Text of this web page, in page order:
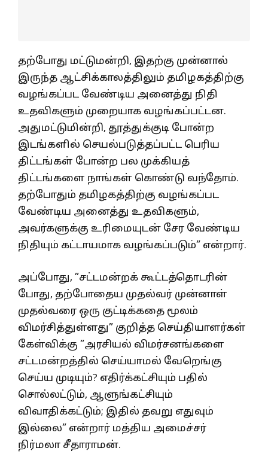
தற்போது மட்டுமன்றி, இதற்கு முன்னால்
இருந்த ஆட்சிக்காலத்திலும் தமிழகத்திற்கு
வழங்கப்பட வேண்டிய அனைத்து நிதி
உதவிகளும் முறையாக வழங்கப்பட்டன.
அதுமட்டுமின்றி, தூத்துக்குடி போன்ற
இடங்களில் செயல்படுத்தப்பட்ட பெரிய
திட்டங்கள் போன்ற பல முக்கியத்
திட்டங்களை நாங்கள் கொண்டு வந்தோம்.
தற்போதும் தமிழகத்திற்கு வழங்கப்பட
வேண்டிய அனைத்து உதவிகளும்,
அவர்களுக்கு உரிமையுடன் சேர வேண்டிய
நிதியும் கட்டாயமாக வழங்கப்படும்” என்றார்.
அப்போது, ”சட்டமன்றக் கூட்டத்தொடரின்
போது, தற்போதைய முதல்வர் முன்னாள்
முதல்வரை ஒரு குட்டிக்கதை மூலம்
விமர்சித்துள்ளது” குறித்த செய்தியாளர்கள்
கேள்விக்கு ”அரசியல் விமர்சனங்களை
சட்டமன்றத்தில் செய்யாமல் வேறெங்கு
செய்ய முடியும்? எதிர்க்கட்சியும் பதில்
சொல்லட்டும், ஆளுங்கட்சியும்
விவாதிக்கட்டும்; இதில் தவறு எதுவும்
இல்லை” என்றார் மத்திய அமைச்சர்
நிர்மலா சீதாராமன்.